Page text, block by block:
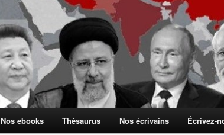
Nos ebooks Thésaurus Nos écrivains Écrivez-